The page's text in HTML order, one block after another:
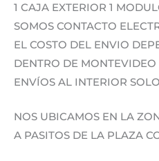
1 CAJA EXTERIOR 1
SOMOS CONTACTO
EL COSTO DEL ENVIO
DENTRO DE MONTEVIDEO
ENVÍOS AL INTERIOR
NOS UBICAMOS EN LA
A PASITOS DE LA PLAZA